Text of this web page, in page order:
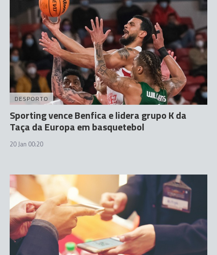
DESPORTO
Sporting vence Benfica e lidera grupo K da
Taça da Europa em basquetebol
20 Jan 00:20